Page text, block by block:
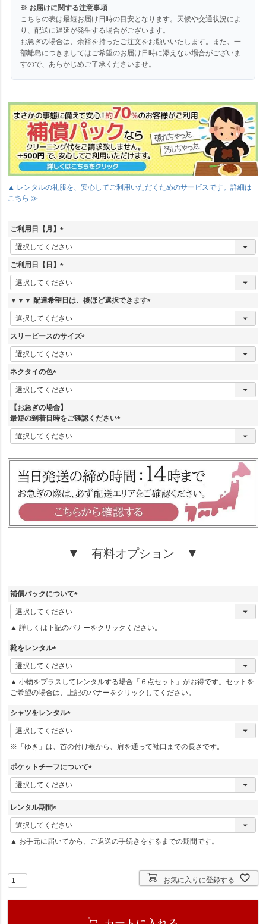
※ お届けに関する注意事項
こちらの表は最短お届け日時の目安となります。天候や交通状況によ
り、配送に遅延が発生する場合がございます。
お急ぎの場合は、余裕を持ったご注文をお願いいたします。また、一
部離島につきましてはご希望のお届け日時に添えない場合がございま
すので、あらかじめご了承くださいませ。
▲ レンタルの礼服を、安心してご利用いただくためのサービスです。詳細は
こちら ≫
ご利用日【月】
(
必
須
)
ご利用日【日】
(
必
須
)
▼▼▼ 配達希望日は、後ほど選択できます
(
必
)
スリーピースのサイズ
(
必
)
ネクタイの色
(
必
須
)
【お急ぎの場合】
最短の到着日時をご確認ください
(
必
▼ 有料オプション ▼
補償パックについて
(
必
須
▲ 詳しくは下記のバナーをクリックください。
靴をレンタル
(
必
須
)
▲ 小物をプラスしてレンタルする場合「６点セット」がお得です。セットを
ご希望の場合は、上記のバナーをクリックしてください。
シャツをレンタル
(
必
須
※「ゆき」は、首の付け根から、肩を通って袖口までの長さです。
ポケットチーフについて
(
必
レンタル期間
(
必
須
▲ お手元に届いてから、ご返送の手続きをするまでの期間です。
お気に入りに登録する